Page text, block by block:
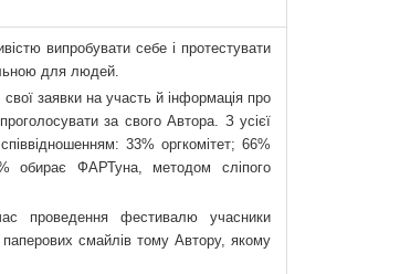
випробувати себе і протестувати
для людей.
заявки на участь й інформація про
за свого Автора. З усієї
33% оргкомітет; 66%
% обирає ФАРТуна, методом сліпого
проведення фестивалю учасники
паперових смайлів тому Автору, якому